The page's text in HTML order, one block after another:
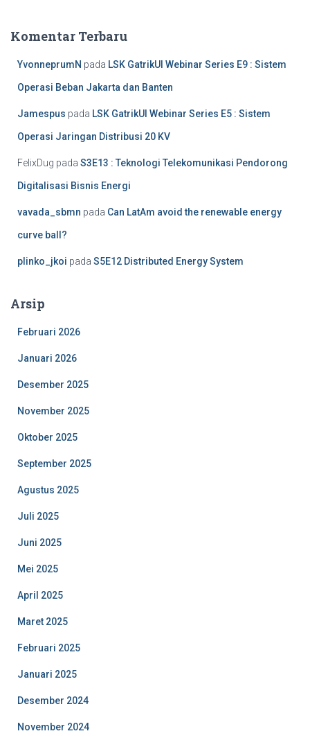
Komentar Terbaru
YvonneprumN pada LSK GatrikUI Webinar Series E9 : Sistem
Operasi Beban Jakarta dan Banten
Jamespus pada LSK GatrikUI Webinar Series E5 : Sistem
Operasi Jaringan Distribusi 20 KV
FelixDug pada S3E13 : Teknologi Telekomunikasi Pendorong
Digitalisasi Bisnis Energi
vavada_sbmn pada Can LatAm avoid the renewable energy
curve ball?
plinko_jkoi pada S5E12 Distributed Energy System
Arsip
Februari 2026
Januari 2026
Desember 2025
November 2025
Oktober 2025
September 2025
Agustus 2025
Juli 2025
Juni 2025
Mei 2025
April 2025
Maret 2025
Februari 2025
Januari 2025
Desember 2024
November 2024